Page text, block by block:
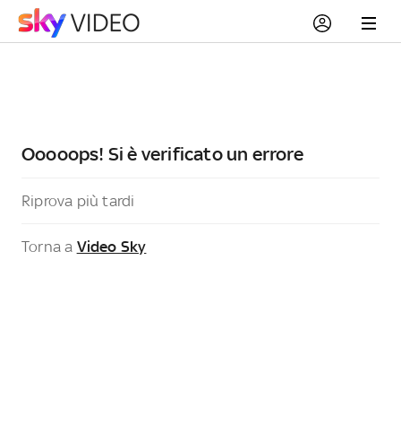
Ooooops! Si è verificato un errore
Riprova più tardi
Torna a Video Sky